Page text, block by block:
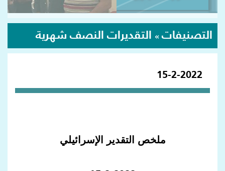
التصنيفات » التقديرات النصف شهرية
15-2-2022
ملخص التقدير الإسرائيلي